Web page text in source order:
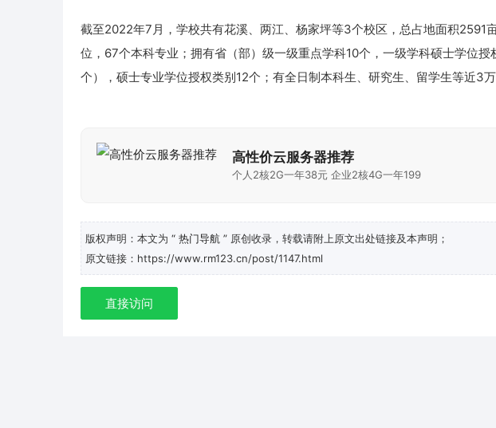
截至2022年7月，学校共有花溪、两江、杨家坪等3个校区，总占地面积2591
位，67个本科专业；拥有省（部）级一级重点学科10个，一级学科硕士学位
个），硕士专业学位授权类别12个；有全日制本科生、研究生、留学生等近3万
高性价云服务器推荐
个人2核2G一年38元 企业2核4G一年199
版权声明：本文为 “ 热门导航 ” 原创收录，转载请附上原文出处链接及本声明；
原文链接：https://www.rm123.cn/post/1147.html
直接访问